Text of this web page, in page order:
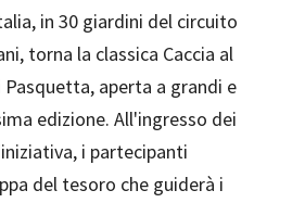
in 30 giardini del circuito
torna la classica Caccia al
aperta a grandi e
edizione. All'ingresso dei
i partecipanti
del tesoro che guiderà i